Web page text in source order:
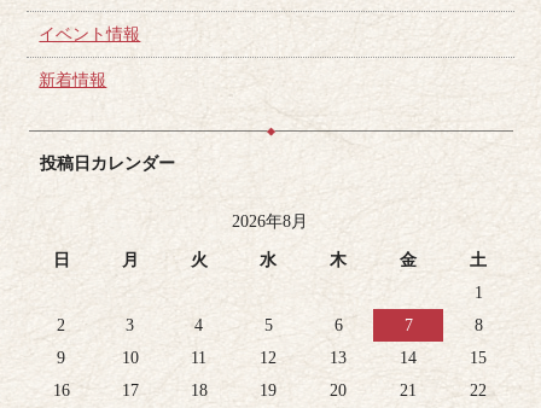
イベント情報
新着情報
投稿日カレンダー
2026年8月
日 月 火 水 木 金
土
1
2
3 4 5 6 7
8
9
10 11 12 13 14
15
16
17 18 19 20 21 22